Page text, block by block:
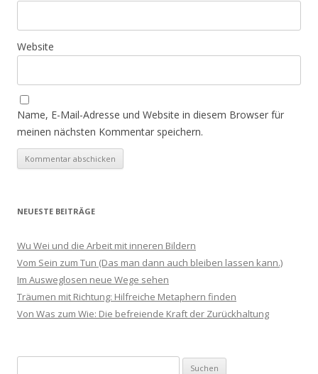
Website
Name, E-Mail-Adresse und Website in diesem Browser für
meinen nächsten Kommentar speichern.
NEUESTE BEITRÄGE
Wu Wei und die Arbeit mit inneren Bildern
Vom Sein zum Tun (Das man dann auch bleiben lassen kann.)
Im Ausweglosen neue Wege sehen
Träumen mit Richtung: Hilfreiche Metaphern finden
Von Was zum Wie: Die befreiende Kraft der Zurückhaltung